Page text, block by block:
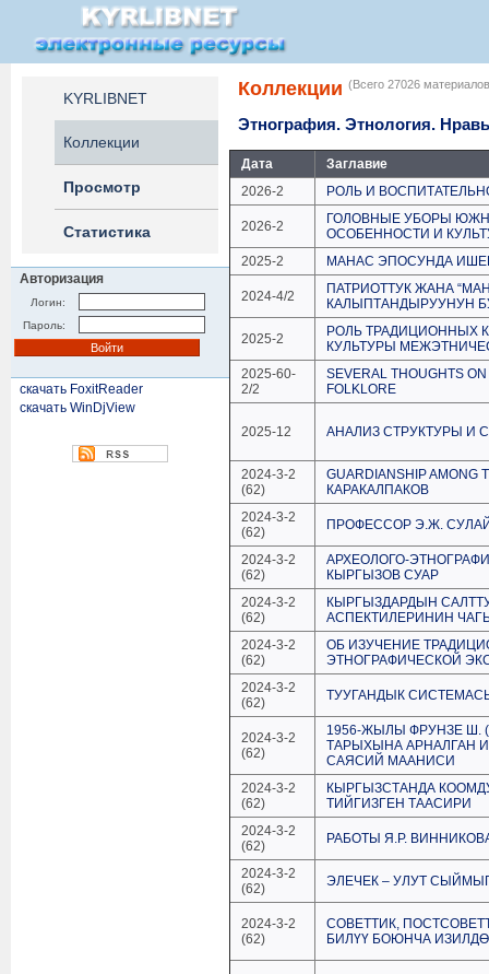
KYRLIBNET
Коллекции
Просмотр
Статистика
Авторизация
Логин:
Пароль:
скачать FoxitReader
скачать WinDjView
Коллекции (Всего 27026
Этнография. Этнология.
Дата
Заглавие
2026-2
РОЛЬ И
2026-2
ГОЛОВНЫЕ УБОРЫ
ОСОБЕННОСТИ И
2025-2
МАНАС ЭПОСУНДА
2024-4/2
ПАТРИОТТУК ЖАНА
КАЛЫПТАНДЫРУУНУН
2025-2
РОЛЬ ТРАДИЦИОННЫХ
КУЛЬТУРЫ
2025-60-
2/2
SEVERAL THOUGHTS
FOLKLORE
2025-12 АНАЛИЗ СТРУКТУРЫ И
2024-3-2
(62)
GUARDIANSHIP
КАРАКАЛПАКОВ
2024-3-2
(62)
ПРОФЕССОР Э.Ж.
2024-3-2
(62)
АРХЕОЛОГО-
КЫРГЫЗОВ СУАР
2024-3-2
(62)
КЫРГЫЗДАРДЫН
АСПЕКТИЛЕРИНИН
2024-3-2
(62)
ОБ ИЗУЧЕНИЕ
ЭТНОГРАФИЧЕСКОЙ
2024-3-2
(62)
ТУУГАНДЫК
2024-3-2
(62)
1956-ЖЫЛЫ ФРУНЗЕ Ш.
ТАРЫХЫНА АРНАЛГАН
САЯСИЙ МААНИСИ
2024-3-2
(62)
КЫРГЫЗСТАНДА
ТИЙГИЗГЕН ТААСИРИ
2024-3-2
(62)
РАБОТЫ Я.Р.
2024-3-2
(62)
ЭЛЕЧЕК – УЛУТ
2024-3-2
(62)
СОВЕТТИК,
БИЛҮҮ БОЮНЧА